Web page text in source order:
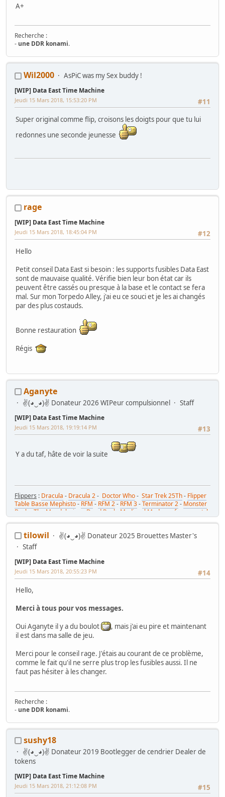
A+
Recherche :
- une DDR konami.
Arcade :Ma première borne JAMMA from scratch
Noel 2014 (Wip Humanitaire)
Flippers :Gottlieb Magnotron,
Gottlieb Genesis,Data East Time Machine,Recel Lady Luck (Feu)
Jackpot : Bally Golden Continental
Hors Arcade:La construction de la GameRoom-Project D2KB
(Donkey Kong Key Box)-Testeur TTL/CMOS Artisanal
MPU Data East
Wil2000 AsPiC was my Sex buddy !
[WIP] Data East Time Machine
#11
Jeudi 15 Mars 2018, 15:53:20 PM
Super original comme flip, croisons les doigts pour que tu lui
redonnes une seconde jeunesse
The Blasters Roadtrip-[Tuto] JVS PAC: relier un PC à sa Japonaise en
rage
[WIP] Data East Time Machine
#12
Jeudi 15 Mars 2018, 18:45:04 PM
Hello
Petit conseil Data East si besoin : les supports fusibles Data East
sont de mauvaise qualité. Vérifie bien leur bon état car ils
peuvent être cassés ou presque à la base et le contact se fera
mal. Sur mon Torpedo Alley, j'ai eu ce souci et je les ai changés
par des plus costauds.
Bonne restauration
Régis
Aganyte
✌(◕‿◕)✌ Donateur 2026 WIPeur compulsionnel Staff
[WIP] Data East Time Machine
#13
Jeudi 15 Mars 2018, 19:19:14 PM
Y a du taf, hâte de voir la suite
Flippers : Dracula - Dracula 2- Doctor Who- Star Trek 25Th- Flipper
Table Basse Mephisto- RFM - RFM 2- RFM 3-Terminator 2- Monster
Bash
The Mandalorian Dead Pool
Medieval Madness from scratch
-Elvira's House of Horrors
-Wild Riders from garbage
Gun Cab
Cabs:New Astro City
Sticks:Virtua Stick-Virtua Stick Pro Composite
Virtua Stick de N3o
Consoles:Le Sega 32X-Megadrive Switchless
Game rooms
construire son imprimante 3D-Tuto DMD-Clock RGB
Les Bidouilles d'aganyte (cartes électroniques)
tilowil
✌(◕‿◕)✌ Donateur 2025 Brouettes Master's
Staff
[WIP] Data East Time Machine
#14
Jeudi 15 Mars 2018, 20:55:23 PM
Hello,
Merci à tous pour vos messages.
Oui Aganyte il y a du boulot
, mais j'ai eu pire et maintenant
il est dans ma salle de jeu.
Merci pour le conseil rage. J'étais au courant de ce problème,
comme le fait qu'il ne serre plus trop les fusibles aussi. Il ne
faut pas hésiter à les changer.
Recherche :
- une DDR konami.
Arcade:Ma première borne JAMMA from scratch
Namco/Atari -Crazy Taxi Sitdown-Mad Dog Mc Cree 50" -L'esprit de
Noel 2014 (Wip Humanitaire)
Flippers
Gottlieb Genesis,Data East Time Machine
Jackpot : Bally Golden Continental
Hors Arcade:La construction de la GameRoom
sushy18
✌(◕‿◕)✌ Donateur 2019 Bootlegger de cendrier Dealer de
tokens
[WIP] Data East Time Machine
#15
Jeudi 15 Mars 2018, 21:12:08 PM